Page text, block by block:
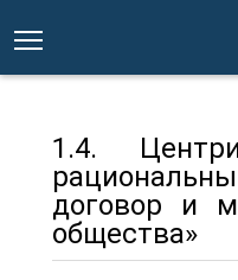
1.4.
договор и
общества»